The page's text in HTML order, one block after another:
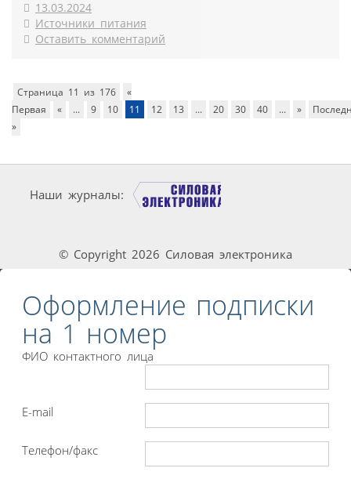
13.03.2024
Источники питания
Оставить комментарий
Страница 11 из 176
«
Первая
« ... 9 10 11 12 13 ... 20 30 40 ... »
»
Наши журналы:
© Copyright 2026 Силовая электроника
Оформление подписки
на 1 номер
ФИО контактного лица
E-mail
Телефон/факс